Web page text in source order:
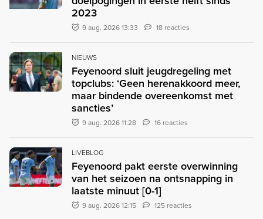
2023
9 aug. 2026 13:33 18 reacties
NIEUWS
Feyenoord sluit jeugdregeling met
topclubs: ‘Geen herenakkoord meer,
maar bindende overeenkomst met
sancties’
9 aug. 2026 11:28 16 reacties
LIVEBLOG
Feyenoord pakt eerste overwinning
van het seizoen na ontsnapping in
laatste minuut [0-1]
9 aug. 2026 12:15 125 reacties